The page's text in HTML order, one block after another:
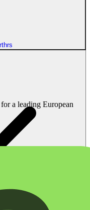
a leading European